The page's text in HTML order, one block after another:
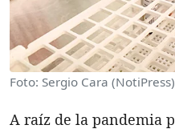
Foto: Sergio Cara (NotiPress)
A raíz de la pandemia